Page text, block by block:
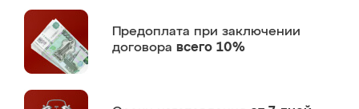
Предоплата при заключении
договора всего 10%